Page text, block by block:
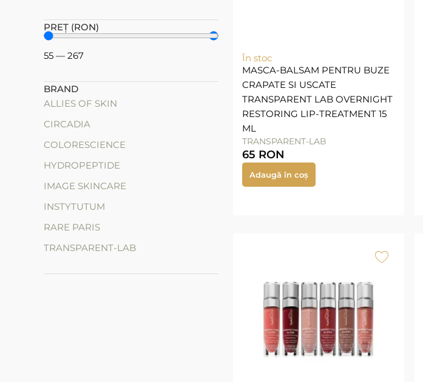
PREȚ (RON)
55 — 267
BRAND
ALLIES OF SKIN
CIRCADIA
COLORESCIENCE
HYDROPEPTIDE
IMAGE SKINCARE
INSTYTUTUM
RARE PARIS
TRANSPARENT-LAB
În stoc
MASCA-BALSAM PENTRU BUZE
CRAPATE SI USCATE
TRANSPARENT LAB OVERNIGHT
RESTORING LIP-TREATMENT 15
ML
TRANSPARENT-LAB
65 RON
Adaugă în coș